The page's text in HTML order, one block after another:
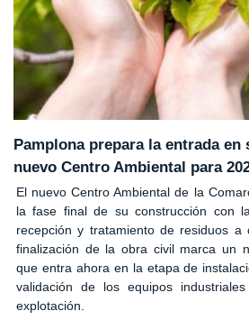
Pamplona prepara la entrada en
nuevo Centro Ambiental para
El nuevo Centro Ambiental de la
la fase final de su construcción con
recepción y tratamiento de residuos a
finalización de la obra civil marca un
que entra ahora en la etapa de
validación de los equipos
explotación.